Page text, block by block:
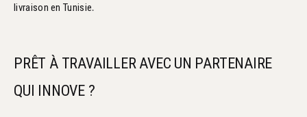
livraison en Tunisie.
PRÊT À TRAVAILLER AVEC UN PARTENAIRE
QUI INNOVE ?